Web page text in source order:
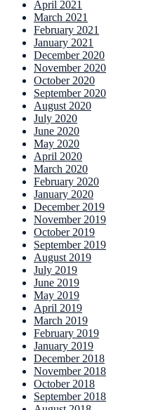
April 2021
March 2021
February 2021
January 2021
December 2020
November 2020
October 2020
September 2020
August 2020
July 2020
June 2020
May 2020
April 2020
March 2020
February 2020
January 2020
December 2019
November 2019
October 2019
September 2019
August 2019
July 2019
June 2019
May 2019
April 2019
March 2019
February 2019
January 2019
December 2018
November 2018
October 2018
September 2018